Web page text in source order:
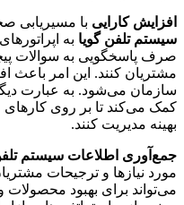
افزایش کارایی با مسیریابی
سیستم تلفن گویا به
صرف پاسخگویی به سوالات
مشتریان کنند. این امر باعث
سازمان می‌شود. به عبارت
کمک می‌کند تا بر روی کارهای
بهینه مدیریت کنند.
جمع‌آوری اطلاعات سیستم
مورد نیازها و ترجیحات
می‌تواند برای بهبود محصولات